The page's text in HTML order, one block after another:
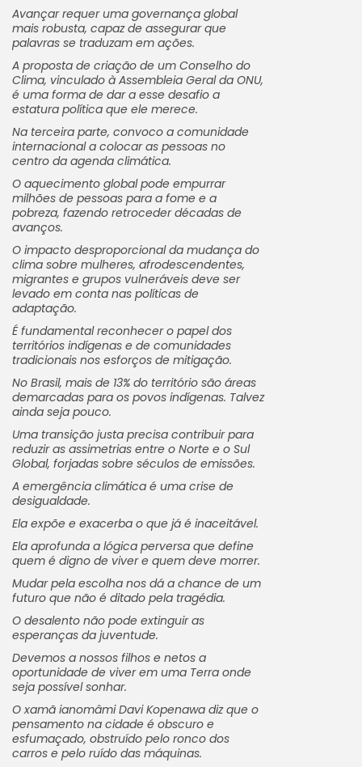
Avançar requer uma governança global
mais robusta, capaz de assegurar que
palavras se traduzam em ações.
A proposta de criação de um Conselho do
Clima, vinculado à Assembleia Geral da ONU,
é uma forma de dar a esse desafio a
estatura política que ele merece.
Na terceira parte, convoco a comunidade
internacional a colocar as pessoas no
centro da agenda climática.
O aquecimento global pode empurrar
milhões de pessoas para a fome e a
pobreza, fazendo retroceder décadas de
avanços.
O impacto desproporcional da mudança do
clima sobre mulheres, afrodescendentes,
migrantes e grupos vulneráveis deve ser
levado em conta nas políticas de
adaptação.
É fundamental reconhecer o papel dos
territórios indígenas e de comunidades
tradicionais nos esforços de mitigação.
No Brasil, mais de 13% do território são áreas
demarcadas para os povos indígenas. Talvez
ainda seja pouco.
Uma transição justa precisa contribuir para
reduzir as assimetrias entre o Norte e o Sul
Global, forjadas sobre séculos de emissões.
A emergência climática é uma crise de
desigualdade.
Ela expõe e exacerba o que já é inaceitável.
Ela aprofunda a lógica perversa que define
quem é digno de viver e quem deve morrer.
Mudar pela escolha nos dá a chance de um
futuro que não é ditado pela tragédia.
O desalento não pode extinguir as
esperanças da juventude.
Devemos a nossos filhos e netos a
oportunidade de viver em uma Terra onde
seja possível sonhar.
O xamã ianomâmi Davi Kopenawa diz que o
pensamento na cidade é obscuro e
esfumaçado, obstruído pelo ronco dos
carros e pelo ruído das máquinas.